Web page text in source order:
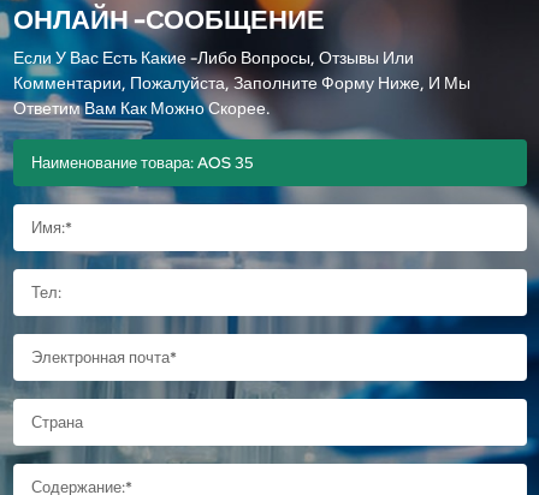
ОНЛАЙН -СООБЩЕНИЕ
Если У Вас Есть Какие -либо Вопросы, Отзывы Или
Комментарии, Пожалуйста, Заполните Форму Ниже, И Мы
Ответим Вам Как Можно Скорее.